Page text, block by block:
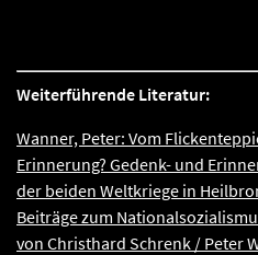
Weiterführende Literatur:
Wanner, Peter: Vom
Erinnerung? Gedenk- und
der beiden Weltkriege in
Beiträge zum
von Christhard Schrenk / Peter